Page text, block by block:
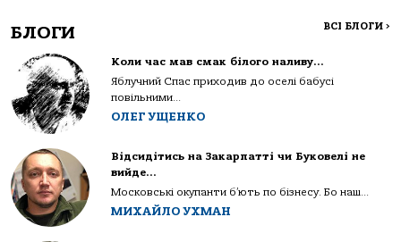
БЛОГИ ВСІ БЛОГИ >
Коли час мав смак білого наливу…
Яблучний Спас приходив до оселі бабусі
повільними...
ОЛЕГ УЩЕНКО
Відсидітись на Закарпатті чи Буковелі не
вийде…
Московські окупанти б’ють по бізнесу. Бо наш...
МИХАЙЛО УХМАН